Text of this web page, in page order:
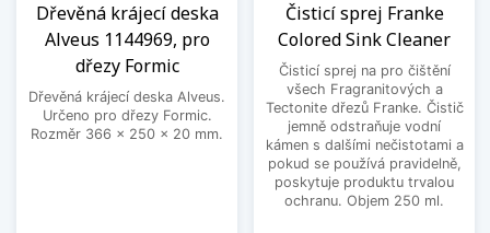
Dřevěná krájecí deska
Alveus 1144969, pro
dřezy Formic
Dřevěná krájecí deska Alveus.
Určeno pro dřezy Formic.
Rozměr 366 x 250 x 20 mm.
Čisticí sprej Franke
Colored Sink Cleaner
Čisticí sprej na pro čištění
všech Fragranitových a
Tectonite dřezů Franke. Čistič
jemně odstraňuje vodní
kámen s dalšími nečistotami a
pokud se používá pravidelně,
poskytuje produktu trvalou
ochranu. Objem 250 ml.